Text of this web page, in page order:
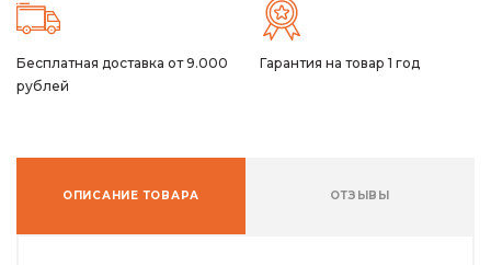
Бесплатная доставка от 9.000
рублей
Гарантия на товар 1 год
ОПИСАНИЕ ТОВАРА ОТЗЫВЫ